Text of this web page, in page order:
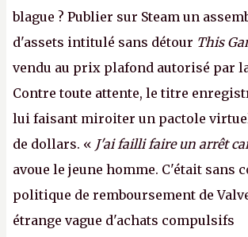
blague ? Publier sur Steam un
d'assets intitulé sans détour This
vendu au prix plafond autorisé par
Contre toute attente, le titre
lui faisant miroiter un pactole
de dollars. « J'ai failli faire un arrêt
avoue le jeune homme. C'était sans
politique de remboursement de
étrange vague d'achats compulsifs